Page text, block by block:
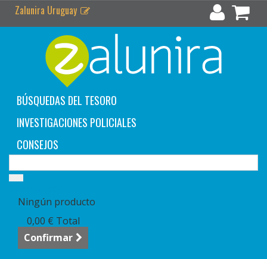
Zalunira Uruguay
BÚSQUEDAS DEL TESORO
INVESTIGACIONES POLICIALES
CONSEJOS
Ningún producto
0,00 € Total
Confirmar